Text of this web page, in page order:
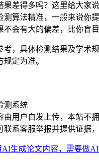
差得多吗？这里给大家说
测算法精准，一般来说你
不会有大的偏差，比你盲
考，具体检测结果及学术
定为准。
测系统
由用户自发上传，本站不
联系客服举报并提供证据，
AI生成论文内容，需要做